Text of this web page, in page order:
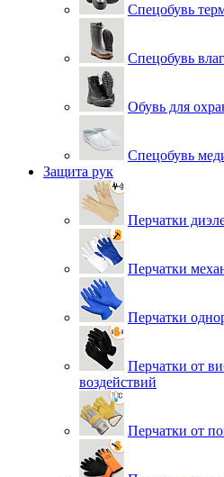
Спецобувь
Спецобувь
Обувь для
Спецобувь
Защита рук
Перчатки
Перчатки
Перчатки
Перчатки от
воздействий
Перчатки от